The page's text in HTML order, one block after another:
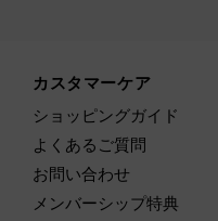
カスタマーケア
ショッピングガイド
よくあるご質問
お問い合わせ
メンバーシップ特典